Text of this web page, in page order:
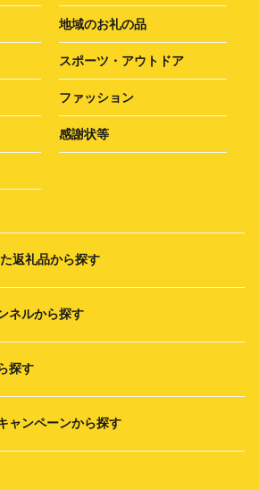
地域のお礼の品
スポーツ・アウトドア
ファッション
感謝状等
返礼品から探す
ネルから探す
探す
ャンペーンから探す